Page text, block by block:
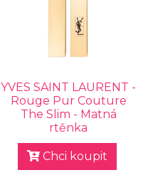
YVES SAINT LAURENT -
Rouge Pur Couture
The Slim - Matná
rtěnka
Chci koupit